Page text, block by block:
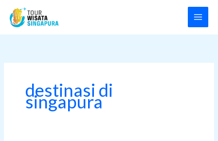
content
destinasi di
singapura